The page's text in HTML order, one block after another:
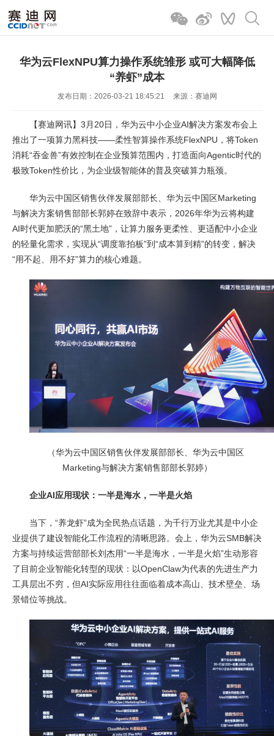
华为云FlexNPU算力操作系统雏形 或可大幅降低
“养虾”成本
发布日期：2026-03-21 18:45:21 来源：赛迪网
【赛迪网讯】3月20日，华为云中小企业AI解决方案发布会上
推出了一项算力黑科技——柔性智算操作系统FlexNPU，将Token
消耗“吞金兽”有效控制在企业预算范围内，打造面向Agentic时代的
极致Token性价比，为企业级智能体的普及突破算力瓶颈。
华为云中国区销售伙伴发展部部长、华为云中国区Marketing
与解决方案销售部部长郭婷在致辞中表示，2026年华为云将构建
AI时代更加肥沃的“黑土地”，让算力服务更柔性、更适配中小企业
的轻量化需求，实现从“调度靠拍板”到“成本算到精”的转变，解决
“用不起、用不好”算力的核心难题。
（华为云中国区销售伙伴发展部部长、华为云中国区
Marketing与解决方案销售部部长郭婷）
企业AI应用现状：一半是海水，一半是火焰
当下，“养龙虾”成为全民热点话题，为千行万业尤其是中小企
业提供了建设智能化工作流程的清晰思路。会上，华为云SMB解决
方案与持续运营部部长刘杰用“一半是海水，一半是火焰”生动形容
了目前企业智能化转型的现状：以OpenClaw为代表的先进生产力
工具层出不穷，但AI实际应用往往面临着成本高山、技术壁垒、场
景错位等挑战。